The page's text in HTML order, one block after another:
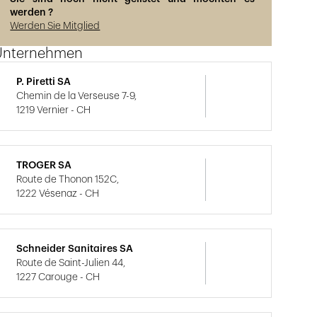
werden ?
Werden Sie Mitglied
P. Piretti SA
Chemin de la Verseuse 7-9,
1219 Vernier - CH
TROGER SA
Route de Thonon 152C,
1222 Vésenaz - CH
Schneider Sanitaires SA
Route de Saint-Julien 44,
1227 Carouge - CH